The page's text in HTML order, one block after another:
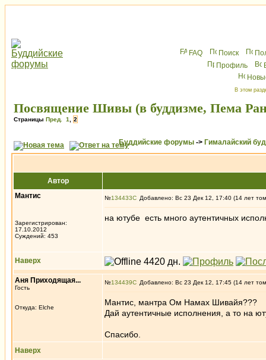
FAQ Поиск
Профиль
В этом
Посвящение Шивы (в буддизме, Пема
Страницы Пред. 1 2
Буддийские форумы -> Гималайский
Автор
Мантис
Зарегистрирован:
17.10.2012
Суждений: 453
№134433 Добавлено: Вс 23 Дек 12, 17:40 (14 лет
на ютубе есть много аутентичных
Наверх
Аня Приходящая...
Гость
Откуда: Elche
№134439 Добавлено: Вс 23 Дек 12, 17:45 (14 лет
Мантис, мантра Ом Намах Шивайя???
Дай аутентичные исполнения, а то на
Спасибо.
Наверх